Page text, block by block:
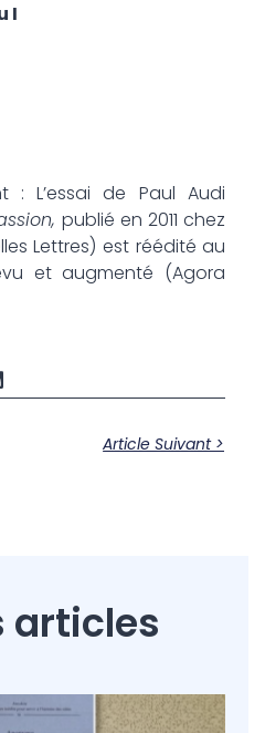
I
: L’essai de Paul Audi
publié en 2011 chez
Lettres) est réédité au
et augmenté (Agora
Article Suivant >
articles